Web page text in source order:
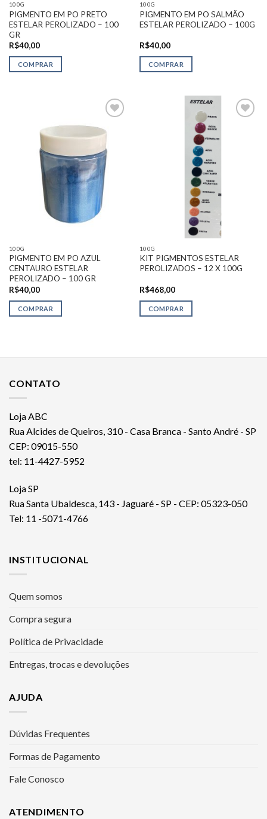
100G
PIGMENTO EM PO PRETO
ESTELAR PEROLIZADO – 100
GR
R$40,00
COMPRAR
100G
PIGMENTO EM PO SALMÃO
ESTELAR PEROLIZADO – 100G
R$40,00
COMPRAR
Adicionar
na Lista
Desejos
100G
PIGMENTO EM PO AZUL
CENTAURO ESTELAR
PEROLIZADO – 100 GR
R$40,00
COMPRAR
100G
KIT PIGMENTOS ESTELAR
PEROLIZADOS – 12 X 100G
R$468,00
COMPRAR
CONTATO
Loja ABC
Rua Alcides de Queiros, 310 - Casa Branca - Santo André - SP
CEP: 09015-550
tel: 11-4427-5952
Loja SP
Rua Santa Ubaldesca, 143 - Jaguaré - SP - CEP: 05323-050
Tel: 11 -5071-4766
INSTITUCIONAL
Quem somos
Compra segura
Política de Privacidade
Entregas, trocas e devoluções
AJUDA
Dúvidas Frequentes
Formas de Pagamento
Fale Conosco
ATENDIMENTO